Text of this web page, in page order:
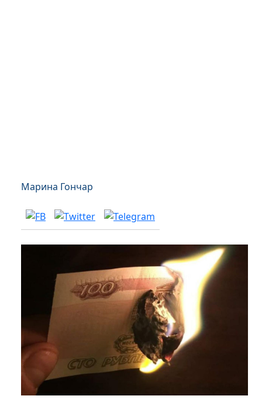
Марина Гончар